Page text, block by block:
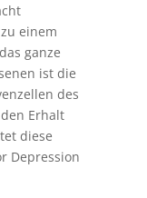
einem
ganze
ist die
des
Erhalt
diese
Depression